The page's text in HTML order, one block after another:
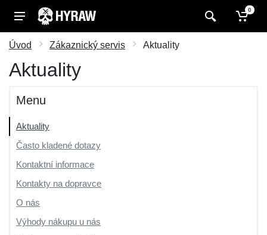
0
Úvod Zákaznický servis Aktuality
Aktuality
Menu
Aktuality
Často kladené dotazy
Kontaktní informace
Kontakty na dopravce
O nás
Výhody nákupu u nás